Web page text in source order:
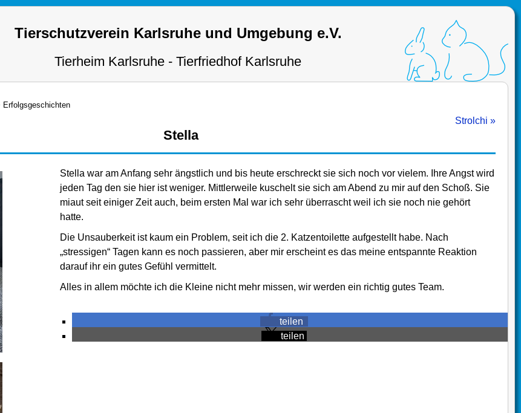
Tierschutzverein Karlsruhe und Umgebung e.V.
Tierheim Karlsruhe - Tierfriedhof Karlsruhe
Erfolgsgeschichten
Strolchi »
Stella
Stella war am Anfang sehr ängstlich und bis heute erschreckt sie sich noch vor vielem. Ihre Angst wird
jeden Tag den sie hier ist weniger. Mittlerweile kuschelt sie sich am Abend zu mir auf den Schoß. Sie
miaut seit einiger Zeit auch, beim ersten Mal war ich sehr überrascht weil ich sie noch nie gehört
hatte.
Die Unsauberkeit ist kaum ein Problem, seit ich die 2. Katzentoilette aufgestellt habe. Nach
„stressigen“ Tagen kann es noch passieren, aber mir erscheint es das meine entspannte Reaktion
darauf ihr ein gutes Gefühl vermittelt.
Alles in allem möchte ich die Kleine nicht mehr missen, wir werden ein richtig gutes Team.
teilen
teilen